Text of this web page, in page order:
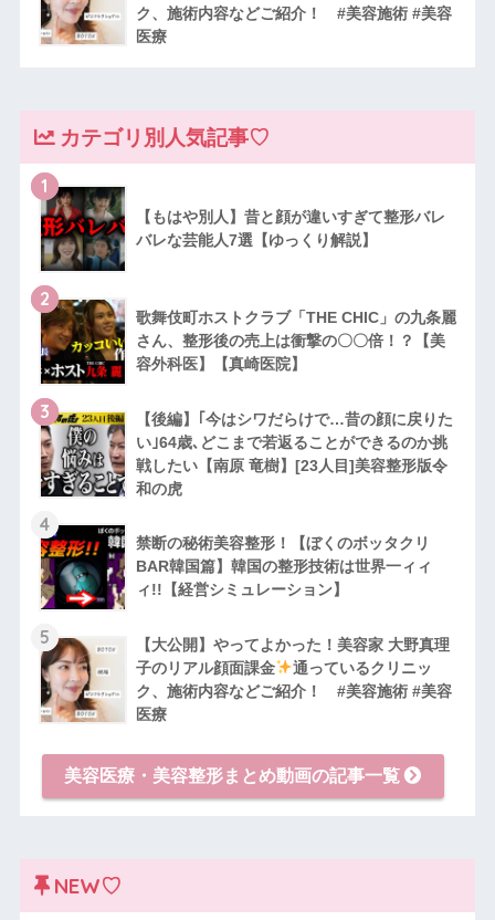
ク、施術内容などご紹介！ #美容施術 #美容
医療
カテゴリ別人気記事♡
1
【もはや別人】昔と顔が違いすぎて整形バレ
バレな芸能人7選【ゆっくり解説】
2
歌舞伎町ホストクラブ「THE CHIC」の九条麗
さん、整形後の売上は衝撃の〇〇倍！？【美
容外科医】【真崎医院】
3
【後編】｢今はシワだらけで…昔の顔に戻りた
い｣64歳､どこまで若返ることができるのか挑
戦したい【南原 竜樹】[23人目]美容整形版令
和の虎
4
禁断の秘術美容整形！【ぼくのボッタクリ
BAR韓国篇】韓国の整形技術は世界一ィィ
ィ!!【経営シミュレーション】
5
【大公開】やってよかった！美容家 大野真理
子のリアル顔面課金
通っているクリニッ
ク、施術内容などご紹介！ #美容施術 #美容
医療
美容医療・美容整形まとめ動画の記事一覧
NEW♡